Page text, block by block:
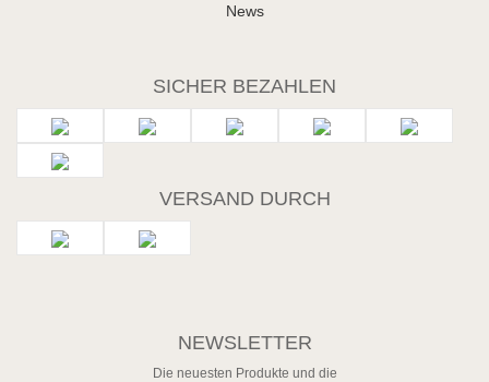
News
SICHER BEZAHLEN
VERSAND DURCH
NEWSLETTER
Die neuesten Produkte und die